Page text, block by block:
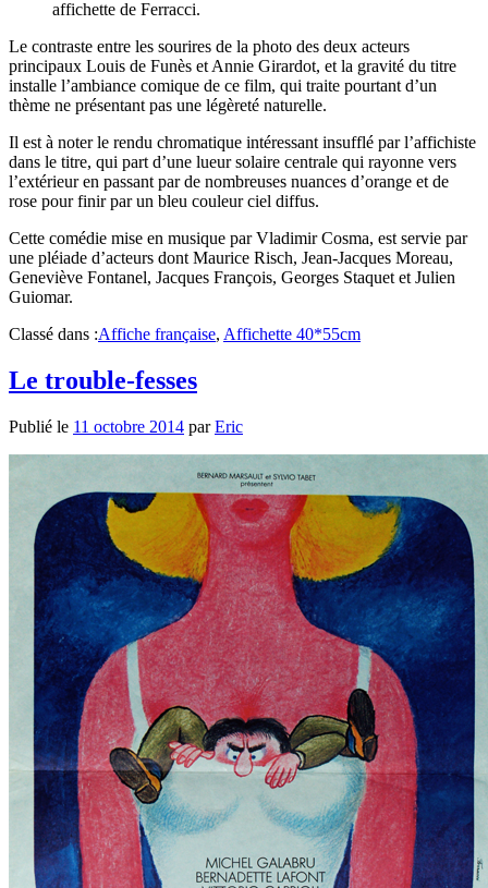
affichette de Ferracci.
Le contraste entre les sourires de la photo des deux acteurs
principaux Louis de Funès et Annie Girardot, et la gravité du titre
installe l’ambiance comique de ce film, qui traite pourtant d’un
thème ne présentant pas une légèreté naturelle.
Il est à noter le rendu chromatique intéressant insufflé par l’affichiste
dans le titre, qui part d’une lueur solaire centrale qui rayonne vers
l’extérieur en passant par de nombreuses nuances d’orange et de
rose pour finir par un bleu couleur ciel diffus.
Cette comédie mise en musique par Vladimir Cosma, est servie par
une pléiade d’acteurs dont Maurice Risch, Jean-Jacques Moreau,
Geneviève Fontanel, Jacques François, Georges Staquet et Julien
Guiomar.
Classé dans :Affiche française, Affichette 40*55cm
Le trouble-fesses
Publié le 11 octobre 2014 parEric